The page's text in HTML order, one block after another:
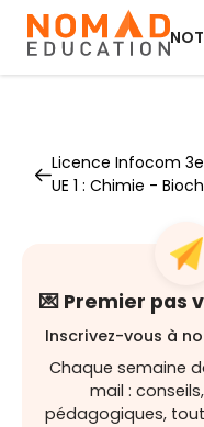
Licence Infocom 3e
UE 1 : Chimie -
💌 Premier pas
Inscrivez-vous à
Chaque semaine
mail :
pédagogiques,